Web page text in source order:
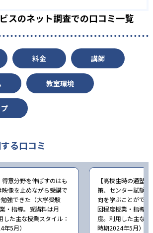
スのネット調査での口コミ一覧
料金 講師
教室環境
る口コミ
得意分野を伸ばすのはも
像を止めながら受講で
強できた（大学受験
・指導。受講料は月
た主な授業スタイル：
5月）
【高校生時の通塾
策、センター試験
向を学ぶことがで
回程度授業・指導
度。利用した主な
時期2024年5月）